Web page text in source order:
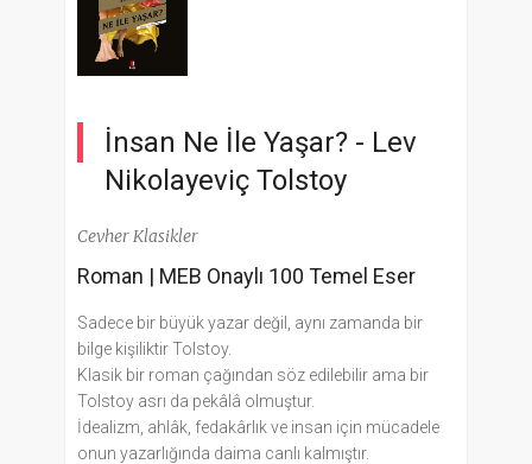
İnsan Ne İle Yaşar? - Lev
Nikolayeviç Tolstoy
Cevher Klasikler
Roman | MEB Onaylı 100 Temel Eser
Sadece bir büyük yazar değil, aynı zamanda bir
bilge kişiliktir Tolstoy.
Klasik bir roman çağından söz edilebilir ama bir
Tolstoy asrı da pekâlâ olmuştur.
İdealizm, ahlâk, fedakârlık ve insan için mücadele
onun yazarlığında daima canlı kalmıştır.